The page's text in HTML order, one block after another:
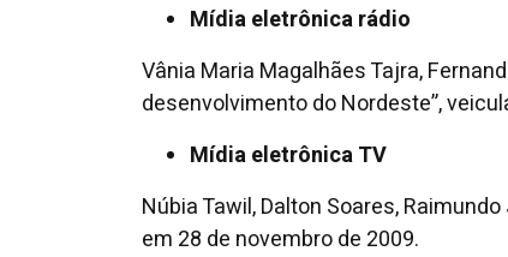
Mídia eletrônica rádio
Vânia Maria Magalhães Tajra,
desenvolvimento do Nordeste”,
Mídia eletrônica TV
Núbia Tawil, Dalton Soares,
em 28 de novembro de 2009.